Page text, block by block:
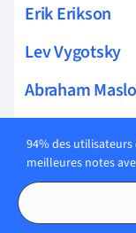
Erik Erikson
Lev Vygotsky
Abraham
Elizabeth
94% des
meilleures notes